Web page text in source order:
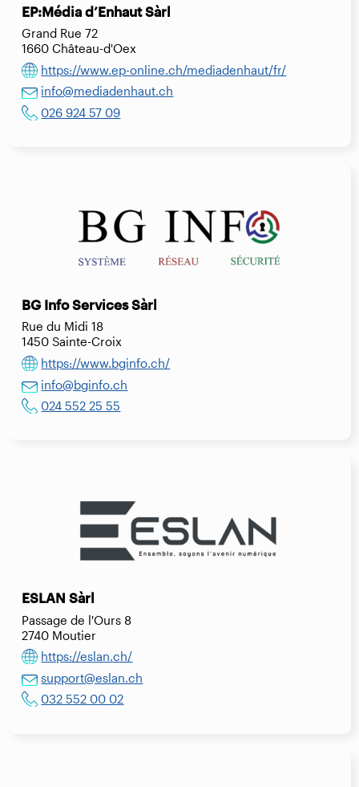
EP:Média d’Enhaut Sàrl
Grand Rue 72
1660 Château-d'Oex
https://www.ep-online.ch/mediadenhaut/fr/
info@mediadenhaut.ch
026 924 57 09
BG Info Services Sàrl
Rue du Midi 18
1450 Sainte-Croix
https://www.bginfo.ch/
info@bginfo.ch
024 552 25 55
ESLAN Sàrl
Passage de l'Ours 8
2740 Moutier
https://eslan.ch/
support@eslan.ch
032 552 00 02